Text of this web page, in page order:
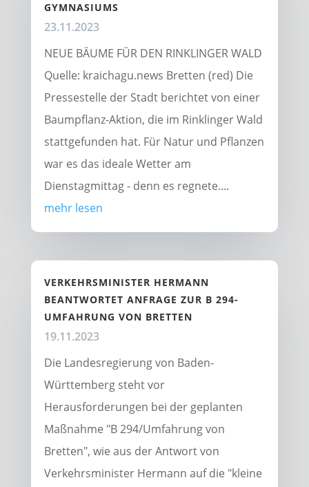
GYMNASIUMS
23.11.2023
NEUE BÄUME FÜR DEN RINKLINGER WALD
Quelle: kraichagu.news Bretten (red) Die
Pressestelle der Stadt berichtet von einer
Baumpflanz-Aktion, die im Rinklinger Wald
stattgefunden hat. Für Natur und Pflanzen
war es das ideale Wetter am
Dienstagmittag - denn es regnete....
mehr lesen
VERKEHRSMINISTER HERMANN
BEANTWORTET ANFRAGE ZUR B 294-
UMFAHRUNG VON BRETTEN
19.11.2023
Die Landesregierung von Baden-
Württemberg steht vor
Herausforderungen bei der geplanten
Maßnahme "B 294/Umfahrung von
Bretten", wie aus der Antwort von
Verkehrsminister Hermann auf die "kleine